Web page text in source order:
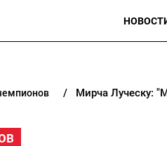
чемпионов Мирча Луческу: